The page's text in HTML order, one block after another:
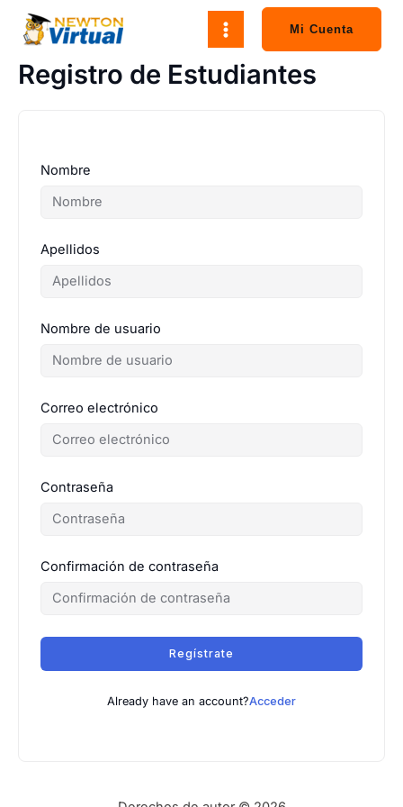
contenido
Mi Cuenta
Registro de Estudiantes
Nombre
Apellidos
Nombre de usuario
Correo electrónico
Contraseña
Confirmación de contraseña
Regístrate
Already have an account?Acceder